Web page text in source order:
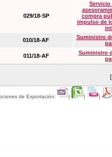
029/18-SP
Servicio
compra
impulso de
010/18-AF
Suministro
011/18-AF
Suministro
de Exportación: | | |